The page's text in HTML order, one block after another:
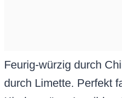
Feurig-würzig durch
durch Limette. Perfekt